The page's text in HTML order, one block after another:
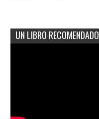
UN LIBRO RECOMENDADO